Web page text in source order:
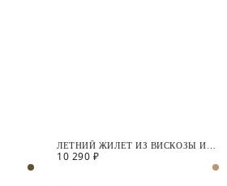
ЛЕТНИЙ ЖИЛЕТ ИЗ ВИСКОЗЫ И
ЛЬНА
10 290 ₽